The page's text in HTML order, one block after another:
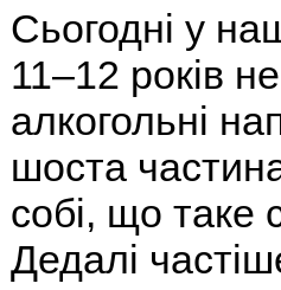
Сьогодні у
11–12 років
алкогольні
шоста
собі, що таке
Дедалі